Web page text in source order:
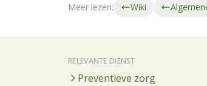
Meer lezen: Wiki
RELEVANTE DIENST
Preventieve zorg